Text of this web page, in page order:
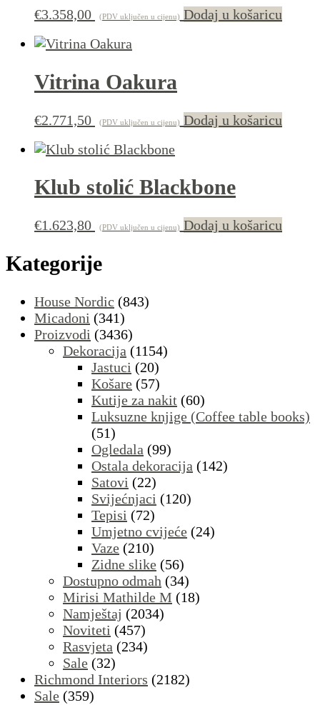
€3.358,00 (PDV uključen u cijenu) Dodaj u košaricu
Vitrina Oakura
€2.771,50 (PDV uključen u cijenu) Dodaj u košaricu
Klub stolić Blackbone
€1.623,80 (PDV uključen u cijenu) Dodaj u košaricu
Kategorije
House Nordic (843)
Micadoni (341)
Proizvodi (3436)
Dekoracija (1154)
Jastuci (20)
Košare (57)
Kutije za nakit (60)
Luksuzne knjige (Coffee table books)
(51)
Ogledala (99)
Ostala dekoracija (142)
Satovi (22)
Svijećnjaci (120)
Tepisi (72)
Umjetno cvijeće (24)
Vaze (210)
Zidne slike (56)
Dostupno odmah (34)
Mirisi Mathilde M (18)
Namještaj (2034)
Noviteti (457)
Rasvjeta (234)
Sale (32)
Richmond Interiors (2182)
Sale (359)